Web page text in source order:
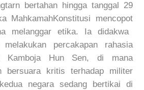
bertahan hingga tanggal
29
MahkamahKonstitusi
mencopot
melanggar etika. Ia
didakwa
melakukan percakapan
rahasia
Kamboja Hun Sen, di mana
bersuara kritis terhadap
militer
keduanegara sedang bertikai di